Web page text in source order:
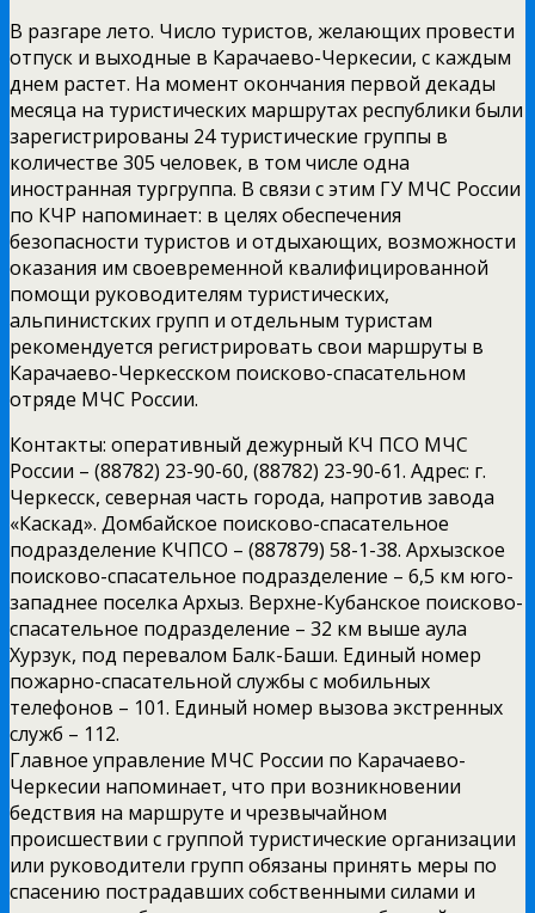
В разгаре лето. Число туристов, желающих провести
отпуск и выходные в Карачаево-Черкесии, с каждым
днем растет. На момент окончания первой декады
месяца на туристических маршрутах республики были
зарегистрированы 24 туристические группы в
количестве 305 человек, в том числе одна
иностранная тургруппа. В связи с этим ГУ МЧС России
по КЧР напоминает: в целях обеспечения
безопасности туристов и отдыхающих, возможности
оказания им своевременной квалифицированной
помощи руководителям туристических,
альпинистских групп и отдельным туристам
рекомендуется регистрировать свои маршруты в
Карачаево-Черкесском поисково-спасательном
отряде МЧС России.
Контакты: оперативный дежурный КЧ ПСО МЧС
России – (88782) 23-90-60, (88782) 23-90-61. Адрес: г.
Черкесск, северная часть города, напротив завода
«Каскад». Домбайское поисково-спасательное
подразделение КЧПСО – (887879) 58-1-38. Архызское
поисково-спасательное подразделение – 6,5 км юго-
западнее поселка Архыз. Верхне-Кубанское поисково-
спасательное подразделение – 32 км выше аула
Хурзук, под перевалом Балк-Баши. Единый номер
пожарно-спасательной службы с мобильных
телефонов – 101. Единый номер вызова экстренных
служб – 112.
Главное управление МЧС России по Карачаево-
Черкесии напоминает, что при возникновении
бедствия на маршруте и чрезвычайном
происшествии с группой туристические организации
или руководители групп обязаны принять меры по
спасению пострадавших собственными силами и